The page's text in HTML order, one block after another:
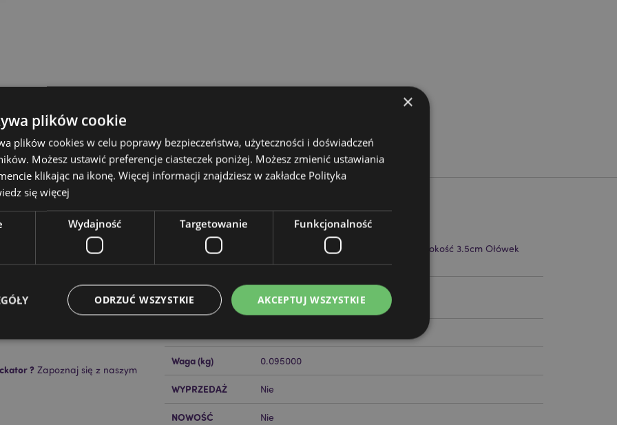
? Zapoznaj się z naszym
Cechy produktu
informacji
Wymiary
Wysokość 20cm Szerokość 3.5cm Głębokość 3.5cm Ołówek
17.5cm
Kod Kreskowy
EAN
Waga (kg) 0.095000
WYPRZEDAŻ Nie
NOWOŚĆ Nie
×
plików cookie
plików cookies w celu poprawy bezpieczeństwa, użyteczności i doświadczeń
Możesz ustawić preferencje ciasteczek poniżej. Możesz zmienić ustawiania
klikając na ikonę. Więcej informacji znajdziesz w zakładce Polityka
się więcej
Wydajność Targetowanie Funkcjonalność
AKCEPTUJ WSZYSTKIE
ODRZUĆ WSZYSTKIE
Niezbędne Wydajność Targetowanie Funkcjonalność
pozwalają na sprawne funkcjonowanie strony. Należą do nich loginy klientów i zarządzanie kontami.
Okres